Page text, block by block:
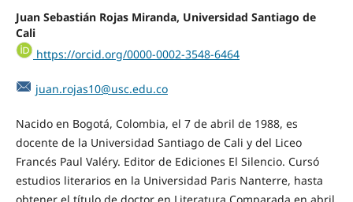
Juan Sebastián Rojas Miranda, Universidad Santiago de
Cali
https://orcid.org/0000-0002-3548-6464
juan.rojas10@usc.edu.co
Nacido en Bogotá, Colombia, el 7 de abril de 1988, es
docente de la Universidad Santiago de Cali y del Liceo
Francés Paul Valéry. Editor de Ediciones El Silencio. Cursó
estudios literarios en la Universidad Paris Nanterre, hasta